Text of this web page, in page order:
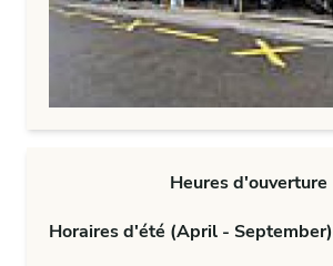
Heures d'ouverture
Horaires d'été (April - September)